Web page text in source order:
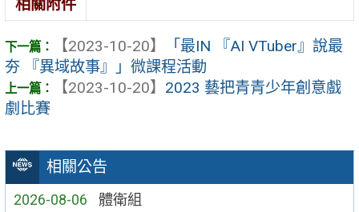
相關公告
2026-08-06 體衛組
相關附件
【2023-10-20】
「最IN 『AI VTuber』說最
夯 『異域故事』」微課程活動
【2023-10-20】 2023 藝把青青少年創意戲
劇⽐賽